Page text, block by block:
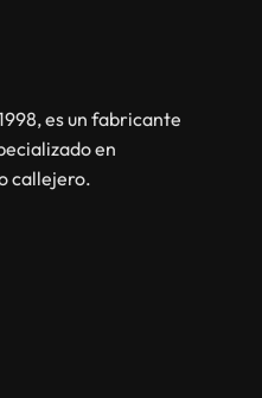
es un fabricante
en
callejero.